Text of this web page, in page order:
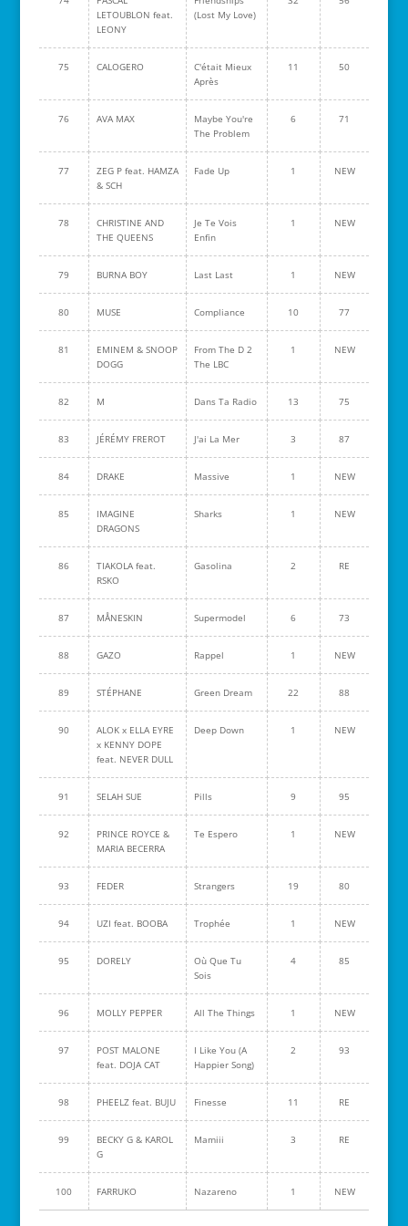
LETOUBLON feat.
LEONY
(Lost My Love)
75 CALOGERO
C'était Mieux
Après
11 50
76 AVA MAX
Maybe You're
The Problem
6 71
77
ZEG P feat. HAMZA
& SCH
Fade Up 1 NEW
78
CHRISTINE AND
THE QUEENS
Je Te Vois
Enfin
1 NEW
79 BURNA BOY Last Last 1 NEW
80 MUSE Compliance 10 77
81
EMINEM & SNOOP
DOGG
From The D 2
The LBC
1 NEW
82 M Dans Ta Radio 13 75
83 JÉRÉMY FREROT J'ai La Mer 3 87
84 DRAKE Massive 1 NEW
85
IMAGINE
DRAGONS
Sharks 1 NEW
86
TIAKOLA feat.
RSKO
Gasolina 2 RE
87 MÅNESKIN Supermodel 6 73
88 GAZO Rappel 1 NEW
89 STÉPHANE Green Dream 22 88
90
ALOK x ELLA EYRE
x KENNY DOPE
feat. NEVER DULL
Deep Down 1 NEW
91 SELAH SUE Pills 9 95
92
PRINCE ROYCE &
MARIA BECERRA
Te Espero 1 NEW
93 FEDER Strangers 19 80
94 UZI feat. BOOBA Trophée 1 NEW
95 DORELY
Où Que Tu
Sois
4 85
96 MOLLY PEPPER All The Things 1 NEW
97
POST MALONE
feat. DOJA CAT
I Like You (A
Happier Song)
2 93
98 PHEELZ feat. BUJU Finesse 11 RE
99
BECKY G & KAROL
G
Mamiii 3 RE
100 FARRUKO Nazareno 1 NEW